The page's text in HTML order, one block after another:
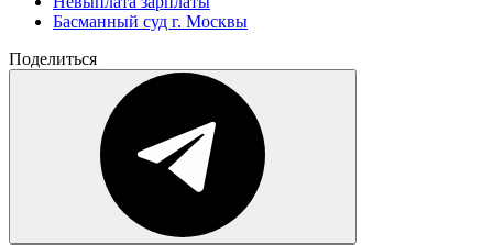
Басманный суд г. Москвы
Поделиться